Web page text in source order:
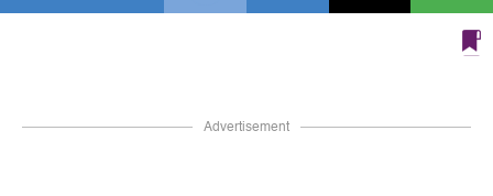
Advertisement